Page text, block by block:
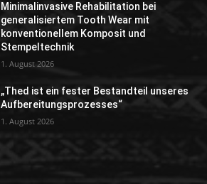
Minimalinvasive Rehabilitation bei
generalisiertem Tooth Wear mit
konventionellem Komposit und
Stempeltechnik
1. August 2026
„Thed ist ein fester Bestandteil unseres
Aufbereitungsprozesses“
1. August 2026